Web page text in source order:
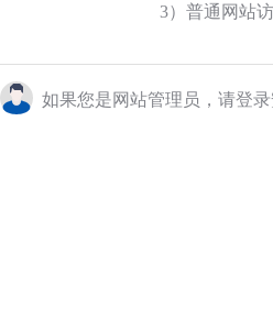
3）普通网站
如果您是网站管理员，请登